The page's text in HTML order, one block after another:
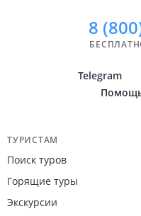
8
Telegram
Навигация по
ТУРИСТАМ
Поиск туров
Горящие туры
Экскурсии